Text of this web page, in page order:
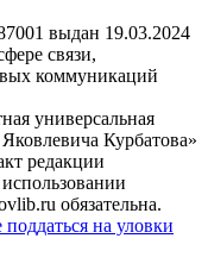
выдан 19.03.2024
связи,
коммуникаций
универсальная
Курбатова»
редакции
обязательна.
на уловки